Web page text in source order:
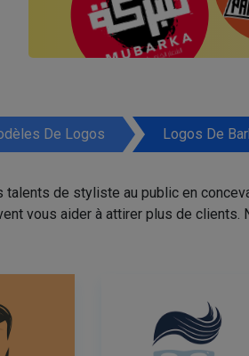
De Logos Logos De
talents de styliste au public en
vous aider à attirer plus de